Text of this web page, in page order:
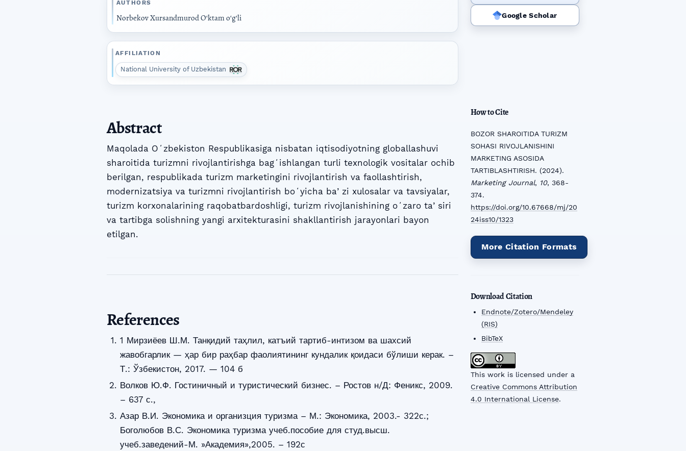
AUTHORS
Norbekov Xursandmurod Oʻktam oʻgʻli
AFFILIATION
National University of Uzbekistan
Google Scholar
How to Cite
BOZOR SHAROITIDA TURIZM
SOHASI RIVOJLANISHINI
MARKETING ASOSIDA
TARTIBLASHTIRISH. (2024).
Marketing Journal, 10, 368-
374.
https://doi.org/10.67668/mj/20
24iss10/1323
More Citation Formats
Download Citation
Endnote/Zotero/Mendeley
(RIS)
BibTeX
This work is licensed under a
Creative Commons Attribution
4.0 International License.
Abstract
Maqolada Oʻzbekiston Respublikasiga nisbatan iqtisodiyotning globallashuvi
sharoitida turizmni rivojlantirishga bagʻishlangan turli texnologik vositalar ochib
berilgan, respublikada turizm marketingini rivojlantirish va faollashtirish,
modernizatsiya va turizmni rivojlantirish boʻyicha baʼzi xulosalar va tavsiyalar,
turizm korxonalarining raqobatbardoshligi, turizm rivojlanishining oʻzaro taʼsiri
va tartibga solishning yangi arxitekturasini shakllantirish jarayonlari bayon
etilgan.
References
1 Мирзиёев Ш.М. Танқидий таҳлил, катъий тартиб-интизом ва шахсий
жавобгарлик — ҳар бир раҳбар фаолиятининг кундалик қоидаси бўлиши керак. –
Т.: Ўзбекистон, 2017. — 104 б
Волков Ю.Ф. Гостиничный и туристический бизнес. – Ростов н/Д: Феникс, 2009.
– 637 с.,
Азар В.И. Экономика и организция туризма – М.: Экономика, 2003.- 322с.;
Боголюбов В.С. Экономика туризма учеб.пособие для студ.высш.
учеб.заведений-М. »Академия»,2005. – 192с